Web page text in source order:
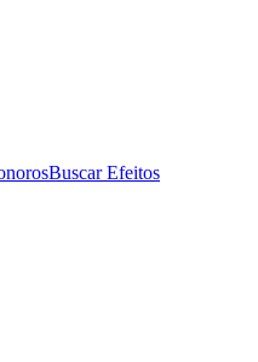
Buscar Efeitos